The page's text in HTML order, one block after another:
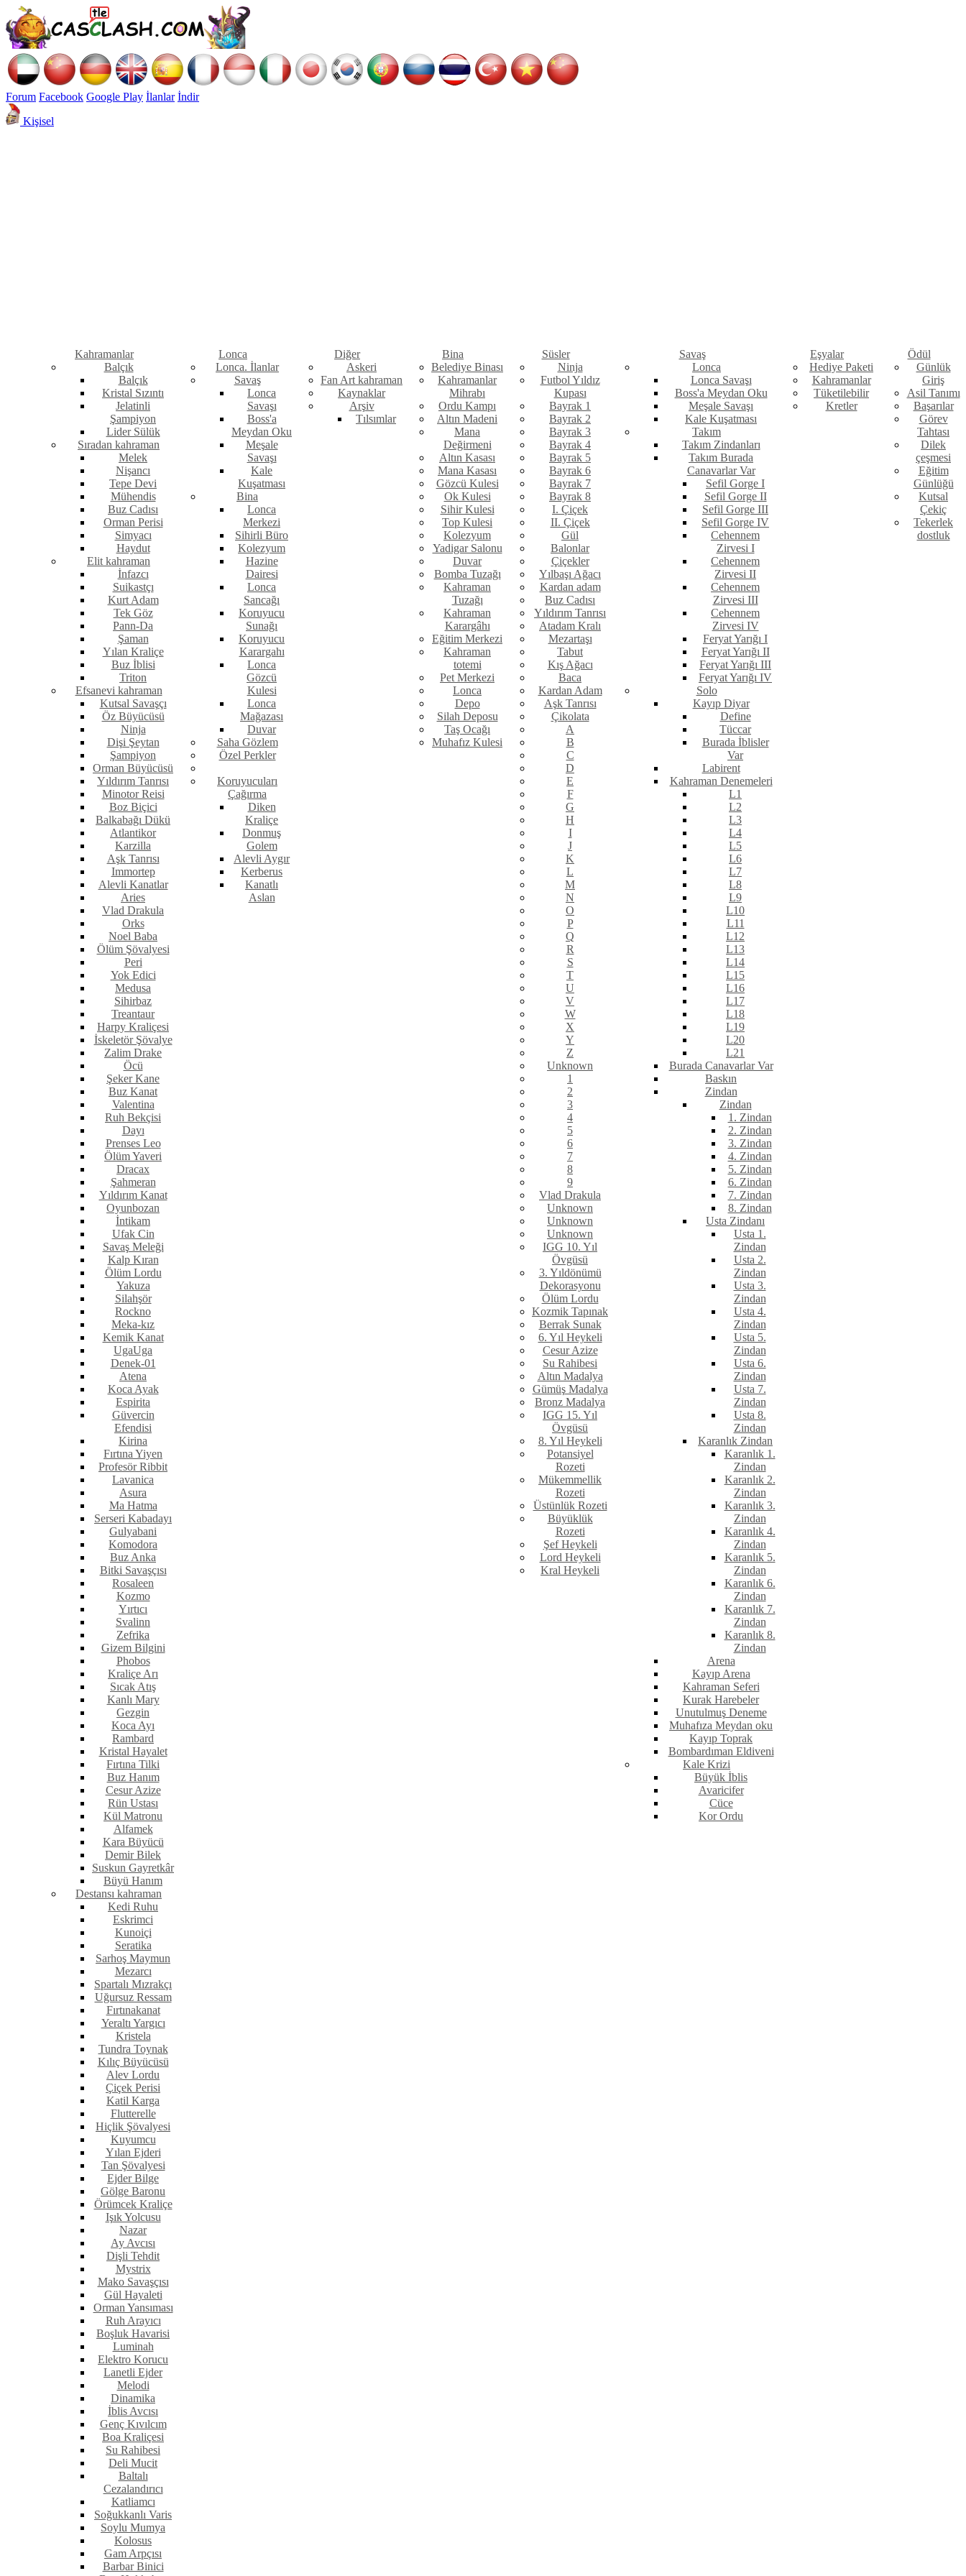
Forum Facebook Google Play İlanlar İndir
Kişisel
Kahramanlar
Balçık
Balçık
Kristal Sızıntı
Jelatinli
Şampiyon
Lider Sülük
Sıradan kahraman
Melek
Nişancı
Tepe Devi
Mühendis
Buz Cadısı
Orman Perisi
Simyacı
Haydut
Elit kahraman
İnfazcı
Suikastçı
Kurt Adam
Tek Göz
Pann-Da
Şaman
Yılan Kraliçe
Buz İblisi
Triton
Efsanevi kahraman
Kutsal Savaşçı
Öz Büyücüsü
Ninja
Dişi Şeytan
Şampiyon
Orman Büyücüsü
Yıldırım Tanrısı
Minotor Reisi
Boz Biçici
Balkabağı Dükü
Atlantikor
Karzilla
Aşk Tanrısı
Immortep
Alevli Kanatlar
Aries
Vlad Drakula
Orks
Noel Baba
Ölüm Şövalyesi
Peri
Yok Edici
Medusa
Sihirbaz
Treantaur
Harpy Kraliçesi
İskeletör Şövalye
Zalim Drake
Öcü
Şeker Kane
Buz Kanat
Valentina
Ruh Bekçisi
Dayı
Prenses Leo
Ölüm Yaveri
Dracax
Şahmeran
Yıldırım Kanat
Oyunbozan
İntikam
Ufak Cin
Savaş Meleği
Kalp Kıran
Ölüm Lordu
Yakuza
Silahşör
Rockno
Meka-kız
Kemik Kanat
UgaUga
Denek-01
Atena
Koca Ayak
Espirita
Güvercin
Efendisi
Kirina
Fırtına Yiyen
Profesör Ribbit
Lavanica
Asura
Ma Hatma
Serseri Kabadayı
Gulyabani
Komodora
Buz Anka
Bitki Savaşçısı
Rosaleen
Kozmo
Yırtıcı
Svalinn
Zefrika
Gizem Bilgini
Phobos
Kraliçe Arı
Sıcak Atış
Kanlı Mary
Gezgin
Koca Ayı
Rambard
Kristal Hayalet
Fırtına Tilki
Buz Hanım
Cesur Azize
Rün Ustası
Kül Matronu
Alfamek
Kara Büyücü
Demir Bilek
Suskun Gayretkâr
Büyü Hanım
Destansı kahraman
Kedi Ruhu
Eskrimci
Kunoiçi
Seratika
Sarhoş Maymun
Mezarcı
Spartalı Mızrakçı
Uğursuz Ressam
Fırtınakanat
Yeraltı Yargıcı
Kristela
Tundra Toynak
Kılıç Büyücüsü
Alev Lordu
Çiçek Perisi
Katil Karga
Flutterelle
Hiçlik Şövalyesi
Kuyumcu
Yılan Ejderi
Tan Şövalyesi
Ejder Bilge
Gölge Baronu
Örümcek Kraliçe
Işık Yolcusu
Nazar
Ay Avcısı
Dişli Tehdit
Mystrix
Mako Savaşçısı
Gül Hayaleti
Orman Yansıması
Ruh Arayıcı
Boşluk Havarisi
Luminah
Elektro Korucu
Lanetli Ejder
Melodi
Dinamika
İblis Avcısı
Genç Kıvılcım
Boa Kraliçesi
Su Rahibesi
Deli Mucit
Baltalı
Cezalandırıcı
Katliamcı
Soğukkanlı Varis
Soylu Mumya
Kolosus
Gam Arpçısı
Barbar Binici
Lonca
Lonca. İlanlar
Savaş
Lonca
Savaşı
Boss'a
Meydan Oku
Meşale
Savaşı
Kale
Kuşatması
Bina
Lonca
Merkezi
Sihirli Büro
Kolezyum
Hazine
Dairesi
Lonca
Sancağı
Koruyucu
Sunağı
Koruyucu
Karargahı
Lonca
Gözcü
Kulesi
Lonca
Mağazası
Duvar
Saha Gözlem
Özel Perkler
Koruyucuları
Çağırma
Diken
Kraliçe
Donmuş
Golem
Alevli Aygır
Kerberus
Kanatlı
Aslan
Diğer
Askeri
Fan Art kahraman
Kaynaklar
Arşiv
Tılsımlar
Bina
Belediye Binası
Kahramanlar
Mihrabı
Ordu Kampı
Altın Madeni
Mana
Değirmeni
Altın Kasası
Mana Kasası
Gözcü Kulesi
Ok Kulesi
Sihir Kulesi
Top Kulesi
Kolezyum
Yadigar Salonu
Duvar
Bomba Tuzağı
Kahraman
Tuzağı
Kahraman
Karargâhı
Eğitim Merkezi
Kahraman
totemi
Pet Merkezi
Lonca
Depo
Silah Deposu
Taş Ocağı
Muhafız Kulesi
Süsler
Ninja
Futbol Yıldız
Kupası
Bayrak 1
Bayrak 2
Bayrak 3
Bayrak 4
Bayrak 5
Bayrak 6
Bayrak 7
Bayrak 8
I. Çiçek
II. Çiçek
Gül
Balonlar
Çiçekler
Yılbaşı Ağacı
Kardan adam
Buz Cadısı
Yıldırım Tanrısı
Atadam Kralı
Mezartaşı
Tabut
Kış Ağacı
Baca
Kardan Adam
Aşk Tanrısı
Çikolata
A
B
C
D
E
F
G
H
I
J
K
L
M
N
O
P
Q
R
S
T
U
V
W
X
Y
Z
Unknown
1
2
3
4
5
6
7
8
9
Vlad Drakula
Unknown
Unknown
Unknown
IGG 10. Yıl
Övgüsü
3. Yıldönümü
Dekorasyonu
Ölüm Lordu
Kozmik Tapınak
Berrak Sunak
6. Yıl Heykeli
Cesur Azize
Su Rahibesi
Altın Madalya
Gümüş Madalya
Bronz Madalya
IGG 15. Yıl
Övgüsü
8. Yıl Heykeli
Potansiyel
Rozeti
Mükemmellik
Rozeti
Üstünlük Rozeti
Büyüklük
Rozeti
Şef Heykeli
Lord Heykeli
Kral Heykeli
Savaş
Lonca
Lonca Savaşı
Boss'a Meydan Oku
Meşale Savaşı
Kale Kuşatması
Takım
Takım Zindanları
Takım Burada
Canavarlar Var
Sefil Gorge I
Sefil Gorge II
Sefil Gorge III
Sefil Gorge IV
Cehennem
Zirvesi I
Cehennem
Zirvesi II
Cehennem
Zirvesi III
Cehennem
Zirvesi IV
Feryat Yarığı I
Feryat Yarığı II
Feryat Yarığı III
Feryat Yarığı IV
Solo
Kayıp Diyar
Define
Tüccar
Burada İblisler
Var
Labirent
Kahraman Denemeleri
L1
L2
L3
L4
L5
L6
L7
L8
L9
L10
L11
L12
L13
L14
L15
L16
L17
L18
L19
L20
L21
Burada Canavarlar Var
Baskın
Zindan
Zindan
1. Zindan
2. Zindan
3. Zindan
4. Zindan
5. Zindan
6. Zindan
7. Zindan
8. Zindan
Usta Zindanı
Usta 1.
Zindan
Usta 2.
Zindan
Usta 3.
Zindan
Usta 4.
Zindan
Usta 5.
Zindan
Usta 6.
Zindan
Usta 7.
Zindan
Usta 8.
Zindan
Karanlık Zindan
Karanlık 1.
Zindan
Karanlık 2.
Zindan
Karanlık 3.
Zindan
Karanlık 4.
Zindan
Karanlık 5.
Zindan
Karanlık 6.
Zindan
Karanlık 7.
Zindan
Karanlık 8.
Zindan
Arena
Kayıp Arena
Kahraman Seferi
Kurak Harebeler
Unutulmuş Deneme
Muhafıza Meydan oku
Kayıp Toprak
Bombardıman Eldiveni
Kale Krizi
Büyük İblis
Avaricifer
Cüce
Kor Ordu
Eşyalar
Hediye Paketi
Kahramanlar
Tüketilebilir
Kretler
Ödül
Günlük
Giriş
Asil Tanımı
Başarılar
Görev
Tahtası
Dilek
çeşmesi
Eğitim
Günlüğü
Kutsal
Çekiç
Tekerlek
dostluk